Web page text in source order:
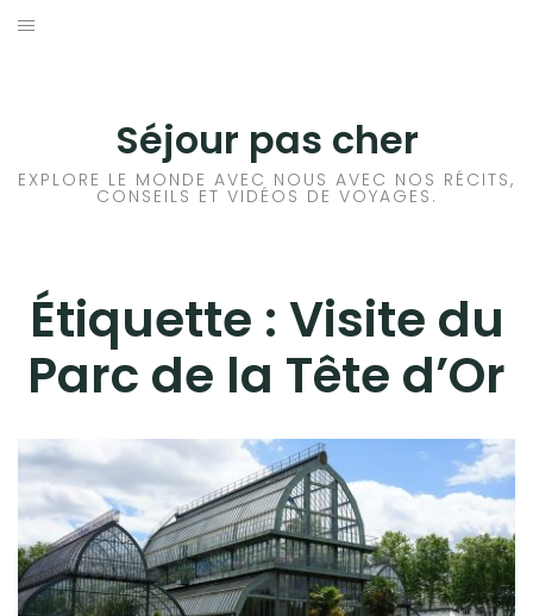
Aller
Séjour pas cher
EXPLORE LE MONDE AVEC NOUS AVEC NOS RÉCITS,
CONSEILS ET VIDÉOS DE VOYAGES.
Étiquette : Visite du
Parc de la Tête d’Or
HÔTEL
RANDONNÉE
TRANSPORTS